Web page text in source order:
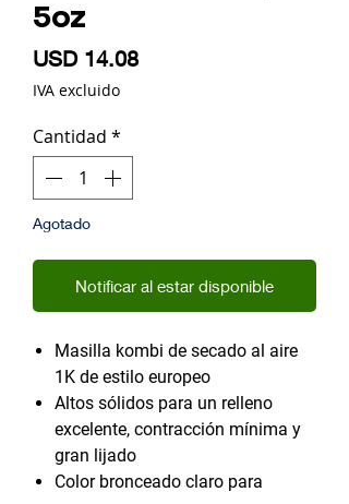
5oz
USD 14.08Precio
IVA excluido
Cantidad *
Agotado
Notificar al estar disponible
Masilla kombi de secado al aire
1K de estilo europeo
Altos sólidos para un relleno
excelente, contracción mínima y
gran lijado
Color bronceado claro para